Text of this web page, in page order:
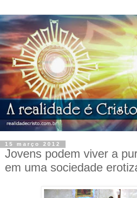
15 março 2012
Jovens podem viver a
em uma sociedade